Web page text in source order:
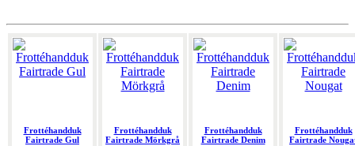
Frottéhandduk
Fairtrade Gul
Frottéhandduk
Fairtrade Mörkgrå
Frottéhandduk
Fairtrade Denim
Frottéhandduk
Fairtrade